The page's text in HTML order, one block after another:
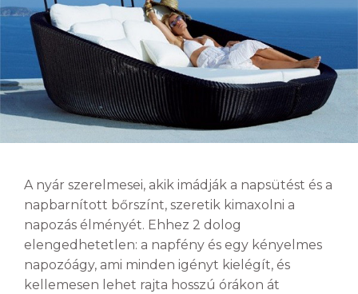
A nyár szerelmesei, akik imádják a napsütést és a
napbarnított bőrszínt, szeretik kimaxolni a
napozás élményét. Ehhez 2 dolog
elengedhetetlen: a napfény és egy kényelmes
napozóágy, ami minden igényt kielégít, és
kellemesen lehet rajta hosszú órákon át